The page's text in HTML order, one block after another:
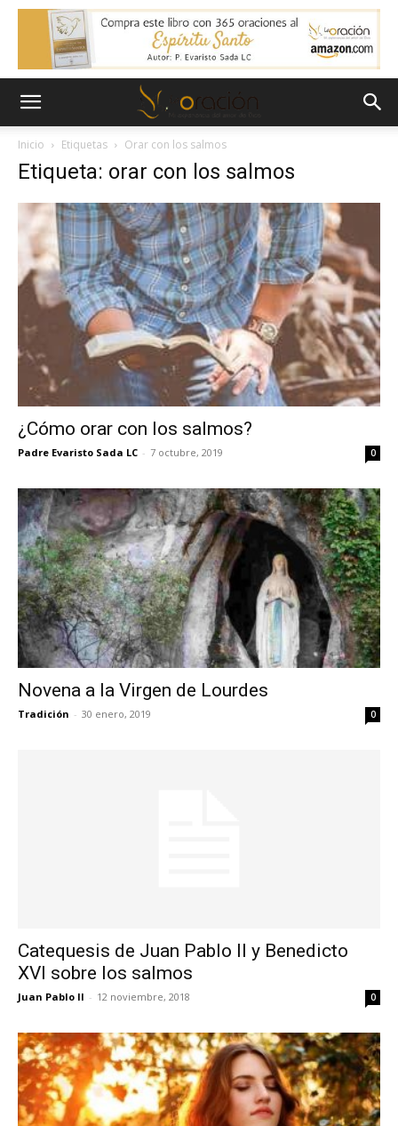
Inicio Etiquetas Orar con los salmos
Etiqueta: orar con los salmos
¿Cómo orar con los salmos?
Padre Evaristo Sada LC - 7 octubre, 2019 0
Novena a la Virgen de Lourdes
Tradición - 30 enero, 2019 0
Catequesis de Juan Pablo II y Benedicto
XVI sobre los salmos
Juan Pablo II - 12 noviembre, 2018 0